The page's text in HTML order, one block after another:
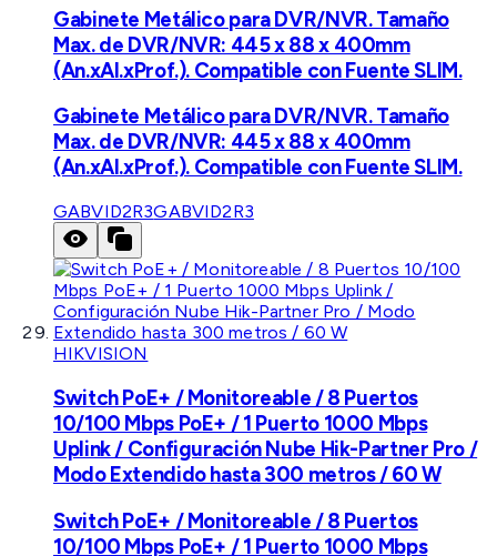
Gabinete Metálico para DVR/NVR. Tamaño
Max. de DVR/NVR: 445 x 88 x 400mm
(An.xAl.xProf.). Compatible con Fuente SLIM.
Gabinete Metálico para DVR/NVR. Tamaño
Max. de DVR/NVR: 445 x 88 x 400mm
(An.xAl.xProf.). Compatible con Fuente SLIM.
GABVID2R3GABVID2R3
HIKVISION
Switch PoE+ / Monitoreable / 8 Puertos
10/100 Mbps PoE+ / 1 Puerto 1000 Mbps
Uplink / Configuración Nube Hik-Partner Pro /
Modo Extendido hasta 300 metros / 60 W
Switch PoE+ / Monitoreable / 8 Puertos
10/100 Mbps PoE+ / 1 Puerto 1000 Mbps